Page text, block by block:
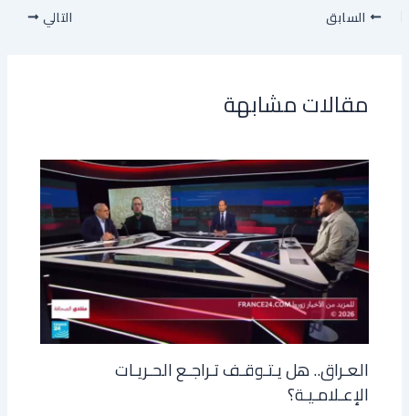
السابق التالي
مقالات مشابهة
العـراق.. هل يـتـوقـف تـراجـع الحـريـات
الإعـلامـيـة؟